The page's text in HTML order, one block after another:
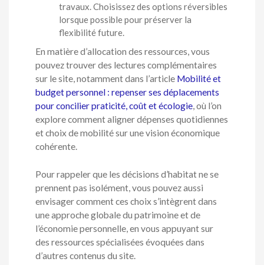
travaux. Choisissez des options réversibles
lorsque possible pour préserver la
flexibilité future.
En matière d’allocation des ressources, vous
pouvez trouver des lectures complémentaires
sur le site, notamment dans l’article Mobilité et
budget personnel : repenser ses déplacements
pour concilier praticité, coût et écologie, où l’on
explore comment aligner dépenses quotidiennes
et choix de mobilité sur une vision économique
cohérente.
Pour rappeler que les décisions d’habitat ne se
prennent pas isolément, vous pouvez aussi
envisager comment ces choix s’intègrent dans
une approche globale du patrimoine et de
l’économie personnelle, en vous appuyant sur
des ressources spécialisées évoquées dans
d’autres contenus du site.